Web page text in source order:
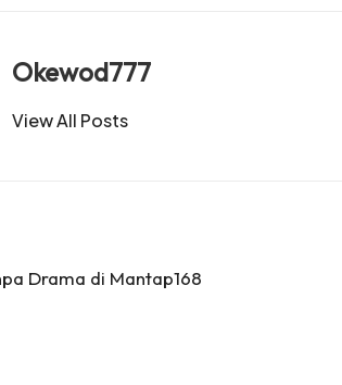
Okewod777
View All Posts
Drama di Mantap168